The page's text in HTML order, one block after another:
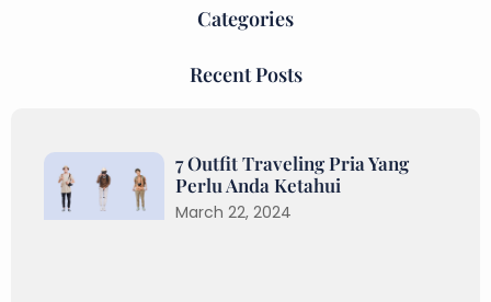
Categories
Recent Posts
7 Outfit Traveling Pria Yang
Perlu Anda Ketahui
March 22, 2024